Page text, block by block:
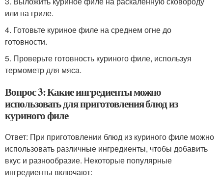
или на гриле.
4. Готовьте куриное филе на среднем огне до
готовности.
5. Проверьте готовность куриного филе, используя
термометр для мяса.
Вопрос 3: Какие ингредиенты можно
использовать для приготовления блюд из
куриного филе
Ответ: При приготовлении блюд из куриного филе можно
использовать различные ингредиенты, чтобы добавить
вкус и разнообразие. Некоторые популярные
ингредиенты включают: